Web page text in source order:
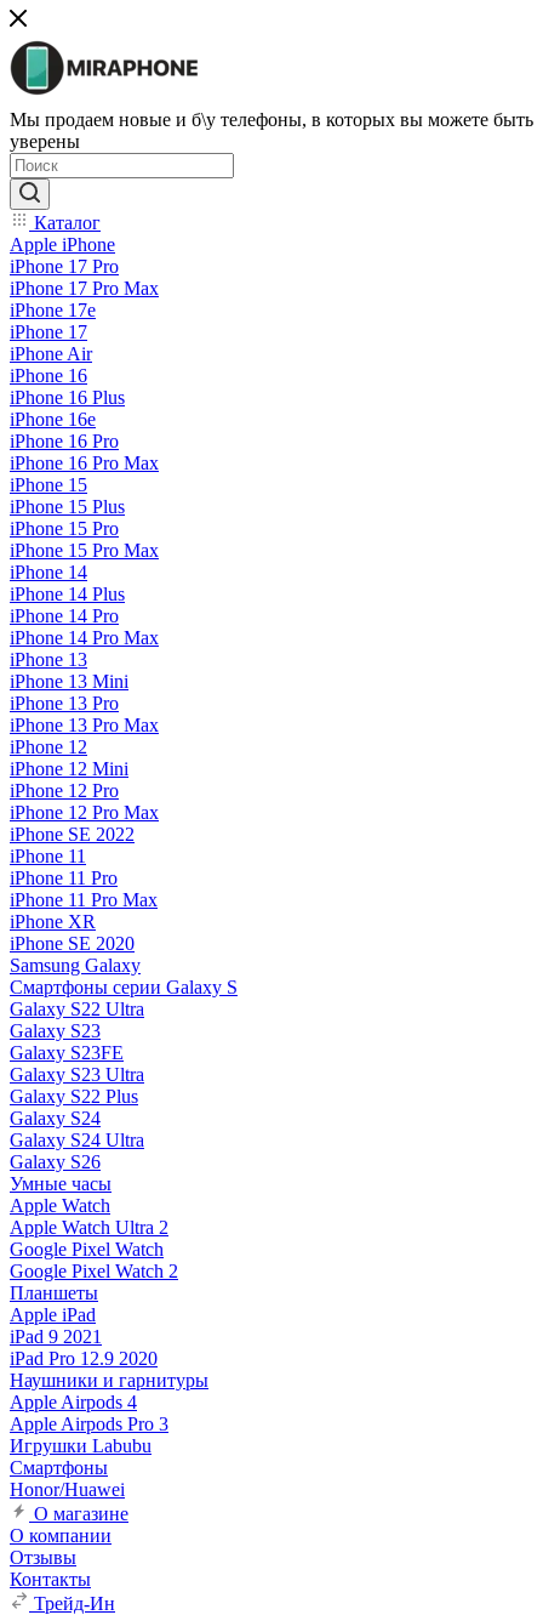
Мы продаем новые и б\у телефоны, в которых вы можете быть
уверены
Каталог
Apple iPhone
iPhone 17 Pro
iPhone 17 Pro Max
iPhone 17e
iPhone 17
iPhone Air
iPhone 16
iPhone 16 Plus
iPhone 16e
iPhone 16 Pro
iPhone 16 Pro Max
iPhone 15
iPhone 15 Plus
iPhone 15 Pro
iPhone 15 Pro Max
iPhone 14
iPhone 14 Plus
iPhone 14 Pro
iPhone 14 Pro Max
iPhone 13
iPhone 13 Mini
iPhone 13 Pro
iPhone 13 Pro Max
iPhone 12
iPhone 12 Mini
iPhone 12 Pro
iPhone 12 Pro Max
iPhone SE 2022
iPhone 11
iPhone 11 Pro
iPhone 11 Pro Max
iPhone XR
iPhone SE 2020
Samsung Galaxy
Смартфоны серии Galaxy S
Galaxy S22 Ultra
Galaxy S23
Galaxy S23FE
Galaxy S23 Ultra
Galaxy S22 Plus
Galaxy S24
Galaxy S24 Ultra
Galaxy S26
Умные часы
Apple Watch
Apple Watch Ultra 2
Google Pixel Watch
Google Pixel Watch 2
Планшеты
Apple iPad
iPad 9 2021
iPad Pro 12.9 2020
Наушники и гарнитуры
Apple Airpods 4
Apple Airpods Pro 3
Игрушки Labubu
Смартфоны
Honor/Huawei
О магазине
О компании
Отзывы
Контакты
Трейд-Ин